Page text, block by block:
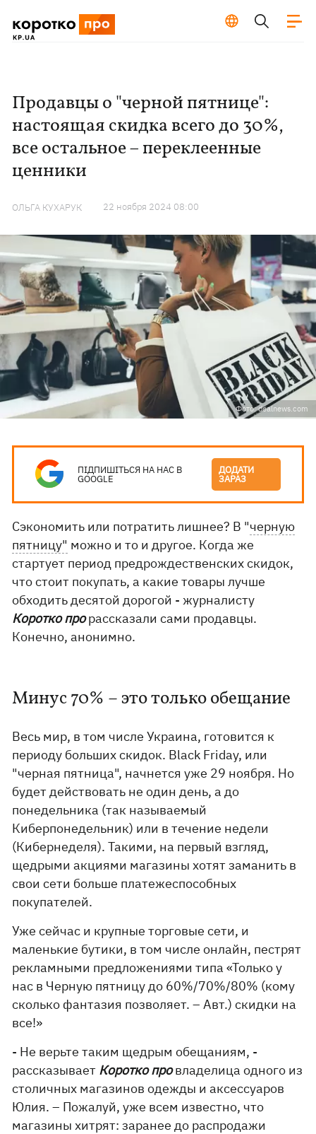
Продавцы о "черной пятнице":
настоящая скидка всего до 30%,
все остальное – переклеенные
ценники
ОЛЬГА КУХАРУК 22 ноября 2024 08:00
Фото: dealnews.com
ПІДПИШІТЬСЯ НА НАС В
GOOGLE
ДОДАТИ
ЗАРАЗ
Сэкономить или потратить лишнее? В "черную
пятницу" можно и то и другое. Когда же
стартует период предрождественских скидок,
что стоит покупать, а какие товары лучше
обходить десятой дорогой - журналисту
Коротко прорассказали сами продавцы.
Конечно, анонимно.
Минус 70% – это только обещание
Весь мир, в том числе Украина, готовится к
периоду больших скидок. Black Friday, или
"черная пятница", начнется уже 29 ноября. Но
будет действовать не один день, а до
понедельника (так называемый
Киберпонедельник) или в течение недели
(Кибернеделя). Такими, на первый взгляд,
щедрыми акциями магазины хотят заманить в
свои сети больше платежеспособных
покупателей.
Уже сейчас и крупные торговые сети, и
маленькие бутики, в том числе онлайн, пестрят
рекламными предложениями типа «Только у
нас в Черную пятницу до 60%/70%/80% (кому
сколько фантазия позволяет. – Авт.) скидки на
все!»
- Не верьте таким щедрым обещаниям, -
рассказывает Коротко провладелица одного из
столичных магазинов одежды и аксессуаров
Юлия. – Пожалуй, уже всем известно, что
магазины хитрят: заранее до распродажи